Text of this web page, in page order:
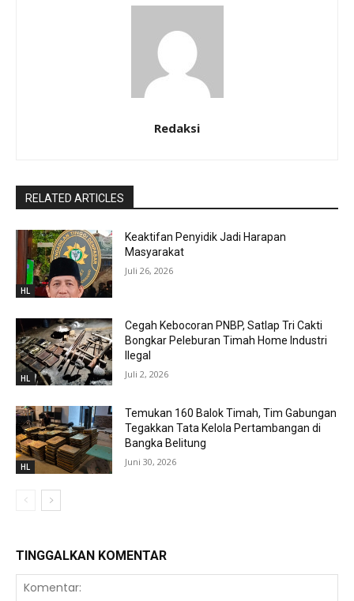
Redaksi
RELATED ARTICLES
HL
Keaktifan Penyidik Jadi Harapan
Masyarakat
Juli 26, 2026
HL
Cegah Kebocoran PNBP, Satlap Tri Cakti
Bongkar Peleburan Timah Home Industri
Ilegal
Juli 2, 2026
HL
Temukan 160 Balok Timah, Tim Gabungan
Tegakkan Tata Kelola Pertambangan di
Bangka Belitung
Juni 30, 2026
TINGGALKAN KOMENTAR